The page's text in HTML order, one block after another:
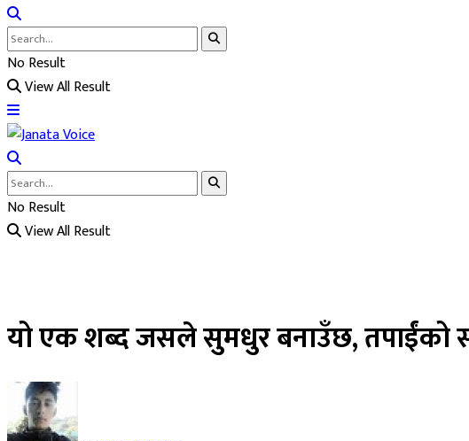
No Result
View All Result
No Result
View All Result
यो एक शब्द जसले सुमधुर बनाउँछ, तपाईंको